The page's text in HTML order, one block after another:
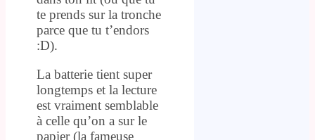
te prends sur la tronche
parce que tu t’endors
:D).
La batterie tient super
longtemps et la lecture
est vraiment semblable
à celle qu’on a sur le
papier (la fameuse